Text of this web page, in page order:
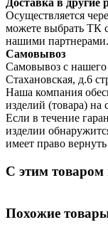
Осуществляется
можете выбрать ТК
нашими партнерами.
Самовывоз
Самовывоз с нашего
Стахановская, д.6
Наша компания
изделий (товара) на
Если в течение
изделии
имеет право вернуть
С этим
Похожие